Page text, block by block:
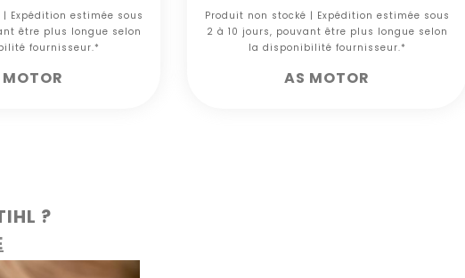
Expédition estimée sous
être plus longue selon
fournisseur.*
Produit non stocké | Expédition estimée sous
2 à 10 jours, pouvant être plus longue selon
la disponibilité fournisseur.*
AS MOTOR
?